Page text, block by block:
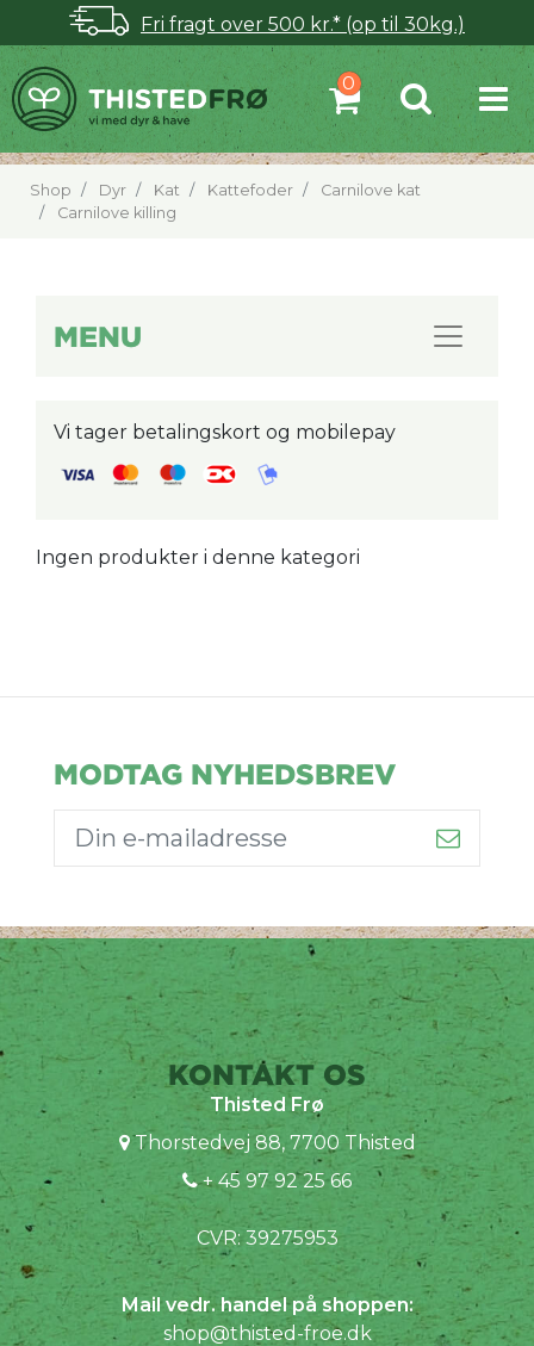
Fri fragt over 500 kr.* (op til 30kg.)
Shop Dyr Kat Kattefoder
Carnilove kat
Carnilove killing
MENU
Vi tager betalingskort og mobilepay
Ingen produkter i denne kategori
MODTAG NYHEDSBREV
KONTAKT OS
Thisted Frø
Thorstedvej 88, 7700 Thisted
+ 45 97 92 25 66
CVR: 39275953
Mail vedr. handel på shoppen:
shop@thisted-froe.dk